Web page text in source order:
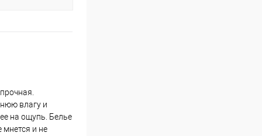
влагу и
на ощупь. Белье
мнется и не